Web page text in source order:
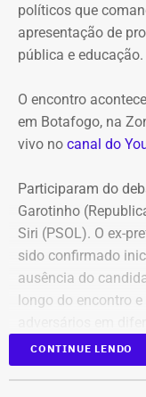
políticos que
apresentação de
pública e educação.
O encontro
em Botafogo, na
vivo no canal do
Participaram do
Garotinho
Siri (PSOL). O ex-
sido confirmado
ausência do
longo do encontro
O debate foi
CONTINUE LENDO